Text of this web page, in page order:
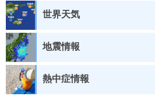
世界天気
地震情報
熱中症情報